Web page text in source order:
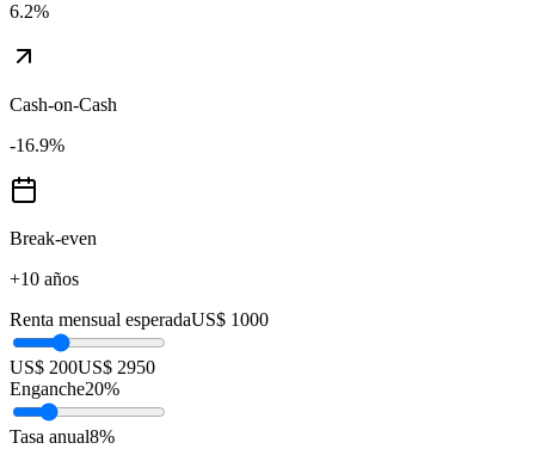
6.2%
Cash-on-Cash
-16.9%
Break-even
+10 años
Renta mensual esperadaUS$ 1000
US$ 200US$ 2950
Enganche20%
Tasa anual8%